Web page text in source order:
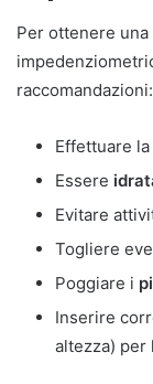
Per ottenere
raccomandazioni:
Effettuare
Essere
Evitare
Togliere
Poggiare i
Inserire
altezza) per